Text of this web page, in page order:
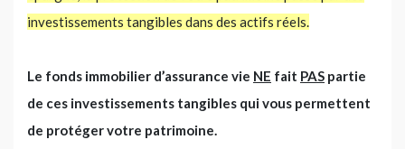
investissements tangibles dans des actifs réels.
Le fonds immobilier d’assurance vie NE fait PAS partie
de ces investissements tangibles qui vous permettent
de protéger votre patrimoine.